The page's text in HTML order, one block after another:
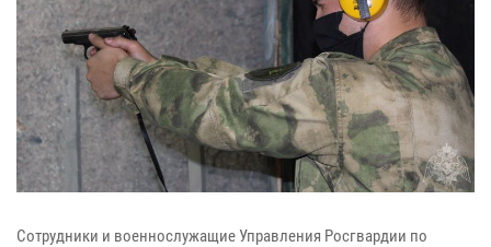
Сотрудники и военнослужащие Управления Росгвардии по